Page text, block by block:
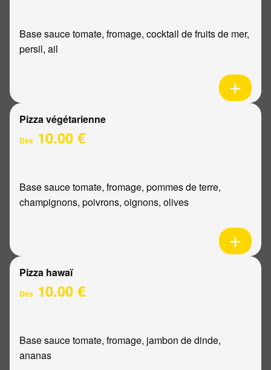
Base sauce tomate, fromage, cocktail de fruits de mer,
persil, ail
Pizza végétarienne
Dès 10.00 €
Base sauce tomate, fromage, pommes de terre,
champignons, poivrons, oignons, olives
Pizza hawaï
Dès 10.00 €
Base sauce tomate, fromage, jambon de dinde,
ananas